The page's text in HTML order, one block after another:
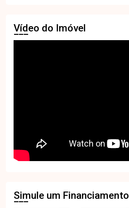
Vídeo do Imóvel
Simule um Financiamento